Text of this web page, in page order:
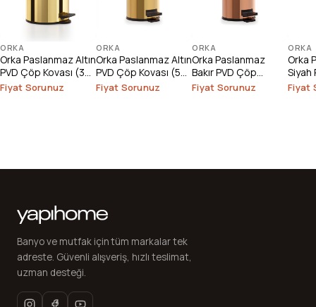
ORKA
Orka Paslanmaz Altın
PVD Çöp Kovası (3
lt.)
Fiyat Sorunuz
ORKA
Orka Paslanmaz Altın
PVD Çöp Kovası (5
lt.)
Fiyat Sorunuz
ORKA
Orka Paslanmaz
Bakır PVD Çöp
Kovası (5 lt.)
Fiyat Sorunuz
ORKA
Orka
Siyah
Fiyat
Banyo ve mutfak için tüm markalar tek
adreste. Güvenli alışveriş, hızlı teslimat,
uzman desteği.